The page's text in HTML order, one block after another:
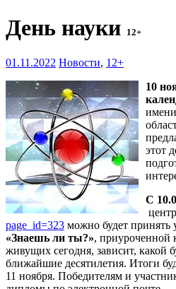
День науки 12+
01.11.2022 Новости, 12+
10
этот
С
page_id=323 можно будет принять
«Знаешь ли ты?», приуроченной
живущих сегодня, зависит, какой
ближайшие десятилетия. Итоги
11 ноября. Победителям и